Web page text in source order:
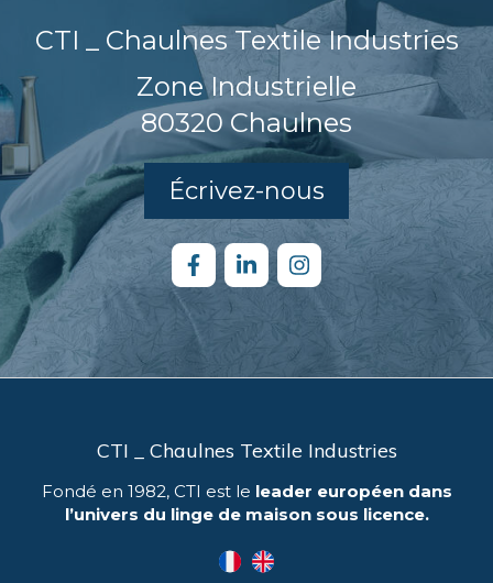
CTI _ Chaulnes Textile Industries
Zone Industrielle
80320 Chaulnes
Écrivez-nous
CTI _ Chaulnes Textile Industries
Fondé en 1982, CTI est le leader européen dans
l’univers du linge de maison sous licence.